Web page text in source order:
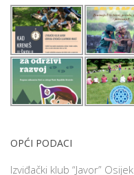
OPĆI PODACI
Izviđački klub “Javor” Osijek